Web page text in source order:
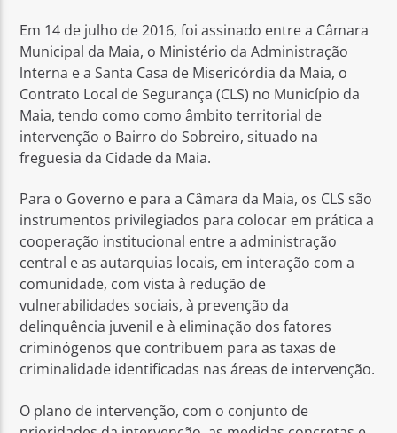
Em 14 de julho de 2016, foi assinado entre a Câmara
Municipal da Maia, o Ministério da Administração
lnterna e a Santa Casa de Misericórdia da Maia, o
Contrato Local de Segurança (CLS) no Município da
Maia, tendo como como âmbito territorial de
intervenção o Bairro do Sobreiro, situado na
freguesia da Cidade da Maia.
Para o Governo e para a Câmara da Maia, os CLS são
instrumentos privilegiados para colocar em prática a
cooperação institucional entre a administração
central e as autarquias locais, em interação com a
comunidade, com vista à redução de
vulnerabilidades sociais, à prevenção da
delinquência juvenil e à eliminação dos fatores
criminógenos que contribuem para as taxas de
criminalidade identificadas nas áreas de intervenção.
O plano de intervenção, com o conjunto de